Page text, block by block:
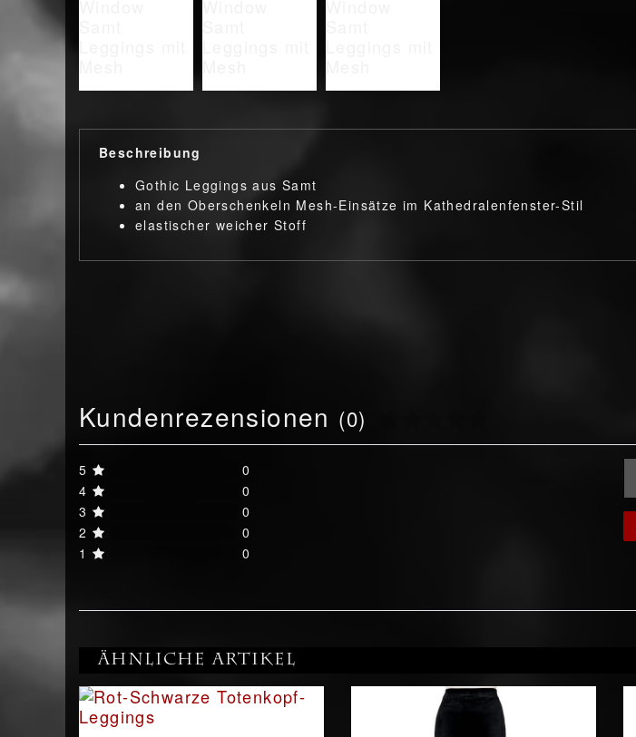
Beschreibung
Gothic Leggings aus Samt
an den Oberschenkeln Mesh-Einsätze im Kathedralenfenster-Stil
elastischer weicher Stoff
Kundenrezensionen (0)
5
0
4
0
3
0
2
0
1
0
Ähnliche Artikel